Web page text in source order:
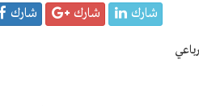
شارك شارك شارك